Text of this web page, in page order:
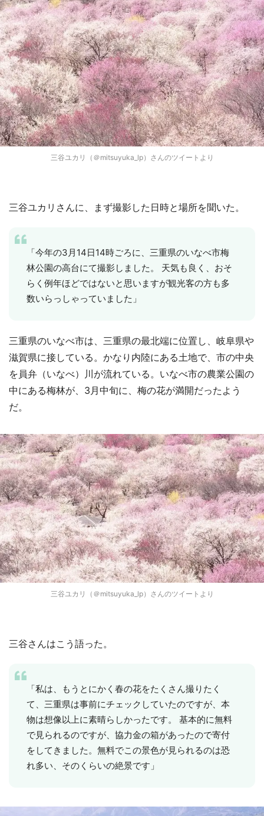
三谷ユカリ（＠mitsuyuka_lp）さんのツイートより
三谷ユカリさんに、まず撮影した日時と場所を聞いた。
「今年の3月14日14時ごろに、三重県のいなべ市梅
林公園の高台にて撮影しました。 天気も良く、おそ
らく例年ほどではないと思いますが観光客の方も多
数いらっしゃっていました」
三重県のいなべ市は、三重県の最北端に位置し、岐阜県や
滋賀県に接している。かなり内陸にある土地で、市の中央
を員弁（いなべ）川が流れている。いなべ市の農業公園の
中にある梅林が、3月中旬に、梅の花が満開だったよう
だ。
三谷ユカリ（＠mitsuyuka_lp）さんのツイートより
三谷さんはこう語った。
「私は、もうとにかく春の花をたくさん撮りたく
て、三重県は事前にチェックしていたのですが、本
物は想像以上に素晴らしかったです。 基本的に無料
で見られるのですが、協力金の箱があったので寄付
をしてきました。無料でこの景色が見られるのは恐
れ多い、そのくらいの絶景です」